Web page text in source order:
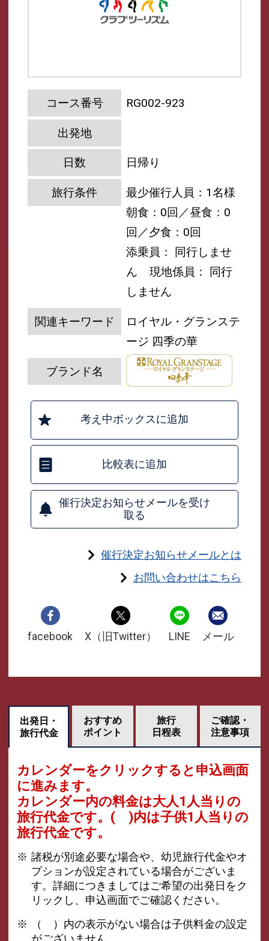
コース番号 RG002-923
出発地
日数 日帰り
旅行条件
最少催行人員：1名様
朝食：0回／昼食：0
回／夕食：0回
添乗員： 同行しませ
ん
現地係員： 同行
しません
関連キーワード
ロイヤル・グランステ
ージ 四季の華
ブランド名
考え中ボックスに追加
比較表に追加
催行決定お知らせメールを受け
取る
催行決定お知らせメールとは
お問い合わせはこちら
facebook X（旧Twitter） LINE メール
出発日・
旅行代金
おすすめ
ポイント
旅行
日程表
ご確認・
注意事項
カレンダーをクリックすると申込画面
に進みます。
カレンダー内の料金は大人1人当りの
旅行代金です。 ( )内は子供1人当りの
旅行代金です。
諸税が別途必要な場合や、幼児旅行代金やオ
プションが設定されている場合がございま
す。詳細につきましてはご希望の出発日をク
リックし、申込画面でご確認ください。
（ ）内の表示がない場合は子供料金の設定
がございません。